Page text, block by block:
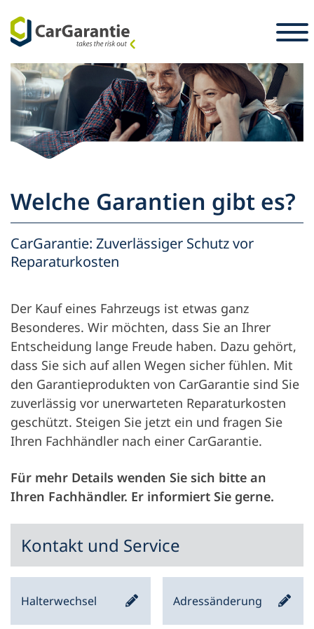
Zum Inhalt springen
Länderauswahl Sprachauswahl
Partner
Fahrzeughalter
Unternehmen
Karriere
Presse
Welche Garantien gibt es?
CarGarantie: Zuverlässiger Schutz vor
Reparaturkosten
Der Kauf eines Fahrzeugs ist etwas ganz
Besonderes. Wir möchten, dass Sie an Ihrer
Entscheidung lange Freude haben. Dazu gehört,
dass Sie sich auf allen Wegen sicher fühlen. Mit
den Garantieprodukten von CarGarantie sind Sie
zuverlässig vor unerwarteten Reparaturkosten
geschützt. Steigen Sie jetzt ein und fragen Sie
Ihren Fachhändler nach einer CarGarantie.
Für mehr Details wenden Sie sich bitte an
Ihren Fachhändler. Er informiert Sie gerne.
Kontakt und Service
Halterwechsel Adressänderung